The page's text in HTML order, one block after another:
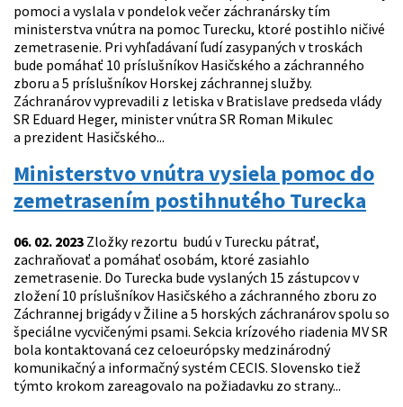
pomoci a vyslala v pondelok večer záchranársky tím
ministerstva vnútra na pomoc Turecku, ktoré postihlo ničivé
zemetrasenie. Pri vyhľadávaní ľudí zasypaných v troskách
bude pomáhať 10 príslušníkov Hasičského a záchranného
zboru a 5 príslušníkov Horskej záchrannej služby.
Záchranárov vyprevadili z letiska v Bratislave predseda vlády
SR Eduard Heger, minister vnútra SR Roman Mikulec
a prezident Hasičského...
Ministerstvo vnútra vysiela pomoc do
zemetrasením postihnutého Turecka
06. 02. 2023 Zložky rezortu budú v Turecku pátrať,
zachraňovať a pomáhať osobám, ktoré zasiahlo
zemetrasenie. Do Turecka bude vyslaných 15 zástupcov v
zložení 10 príslušníkov Hasičského a záchranného zboru zo
Záchrannej brigády v Žiline a 5 horských záchranárov spolu so
špeciálne vycvičenými psami. Sekcia krízového riadenia MV SR
bola kontaktovaná cez celoeurópsky medzinárodný
komunikačný a informačný systém CECIS. Slovensko tiež
týmto krokom zareagovalo na požiadavku zo strany...